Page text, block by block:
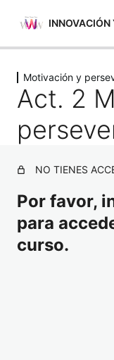
Identificación
5 lecciones
4 lecciones
actores clave
digital y social
4 lecciones
Motivación y
Act. 2
Motivación y
Act. 2
NO TIENES
Por favor,
para
curso.